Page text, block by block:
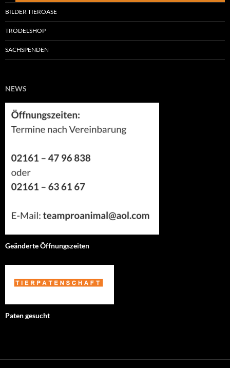
BILDER TIEROASE
TRÖDELSHOP
SACHSPENDEN
NEWS
Geänderte Öffnungszeiten
Paten gesucht